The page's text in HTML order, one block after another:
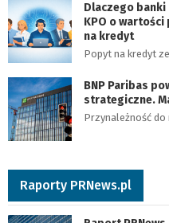
Dlaczego banki
KPO o wartości
na kredyt
Popyt na kredyt
BNP Paribas
strategiczne.
Przynależność do
Raporty PRNews.pl